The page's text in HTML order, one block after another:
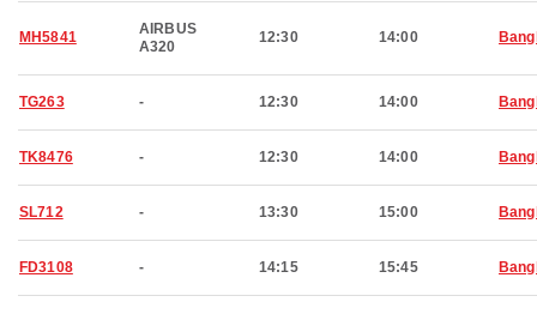
MH5841
AIRBUS
A320
12:30 14:00
TG263 - 12:30 14:00
TK8476 - 12:30 14:00
SL712 - 13:30 15:00
FD3108 - 14:15 15:45